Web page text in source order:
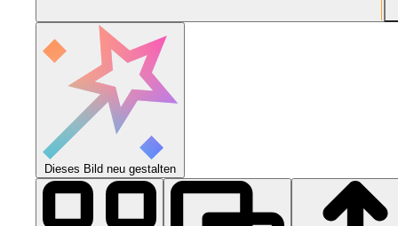
Dieses Bild neu gestalten